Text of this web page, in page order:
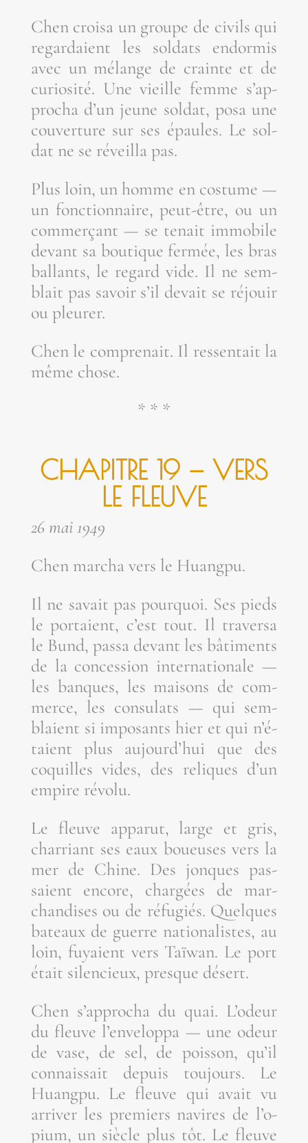
Chen croi­sa un groupe de civils qui
regar­daient les sol­dats endor­mis
avec un mélange de crainte et de
curio­si­té. Une vieille femme s’ap­
pro­cha d’un jeune sol­dat, posa une
cou­ver­ture sur ses épaules. Le sol­
dat ne se réveilla pas.
Plus loin, un homme en cos­tume —
un fonc­tion­naire, peut-être, ou un
com­mer­çant — se tenait immo­bile
devant sa bou­tique fer­mée, les bras
bal­lants, le regard vide. Il ne sem­
blait pas savoir s’il devait se réjouir
ou pleurer.
Chen le com­pre­nait. Il res­sen­tait la
même chose.
* * *
CHA­PITRE 19 — VERS
LE FLEUVE
26 mai 1949
Chen mar­cha vers le Huangpu.
Il ne savait pas pour­quoi. Ses pieds
le por­taient, c’est tout. Il tra­ver­sa
le Bund, pas­sa devant les bâti­ments
de la conces­sion inter­na­tio­nale —
les banques, les mai­sons de com­
merce, les consu­lats — qui sem­
blaient si impo­sants hier et qui n’é­
taient plus aujourd’­hui que des
coquilles vides, des reliques d’un
empire révolu.
Le fleuve appa­rut, large et gris,
char­riant ses eaux boueuses vers la
mer de Chine. Des jonques pas­
saient encore, char­gées de mar­
chan­dises ou de réfu­giés. Quelques
bateaux de guerre natio­na­listes, au
loin, fuyaient vers Taï­wan. Le port
était silen­cieux, presque désert.
Chen s’ap­pro­cha du quai. L’o­deur
du fleuve l’en­ve­lop­pa — une odeur
de vase, de sel, de pois­son, qu’il
connais­sait depuis tou­jours. Le
Huang­pu. Le fleuve qui avait vu
arri­ver les pre­miers navires de l’o­
pium, un siècle plus tôt. Le fleuve